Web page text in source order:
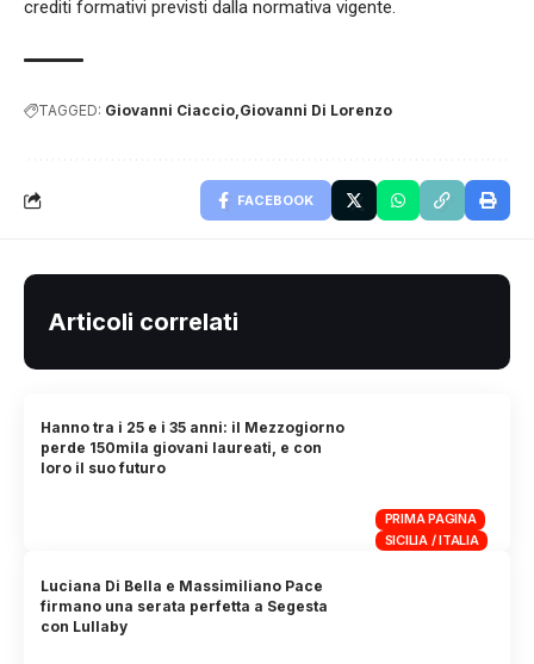
crediti formativi previsti dalla normativa vigente.
TAGGED: Giovanni Ciaccio Giovanni Di Lorenzo
FACEBOOK
Articoli correlati
PRIMA PAGINA
SICILIA / ITALIA
Hanno tra i 25 e i 35 anni: il Mezzogiorno
perde 150mila giovani laureati, e con
loro il suo futuro
Luciana Di Bella e Massimiliano Pace
firmano una serata perfetta a Segesta
con Lullaby